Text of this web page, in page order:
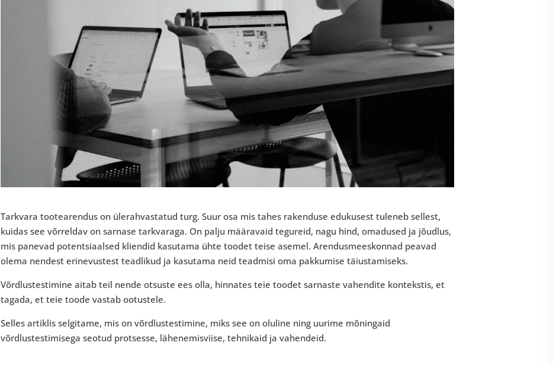
Tarkvara tootearendus on ülerahvastatud turg. Suur osa mis tahes rakenduse edukusest tuleneb sellest,
kuidas see võrreldav on sarnase tarkvaraga. On palju määravaid tegureid, nagu hind, omadused ja jõudlus,
mis panevad potentsiaalsed kliendid kasutama ühte toodet teise asemel. Arendusmeeskonnad peavad
olema nendest erinevustest teadlikud ja kasutama neid teadmisi oma pakkumise täiustamiseks.
Võrdlustestimine aitab teil nende otsuste ees olla, hinnates teie toodet sarnaste vahendite kontekstis, et
tagada, et teie toode vastab ootustele.
Selles artiklis selgitame, mis on võrdlustestimine, miks see on oluline ning uurime mõningaid
võrdlustestimisega seotud protsesse, lähenemisviise, tehnikaid ja vahendeid.